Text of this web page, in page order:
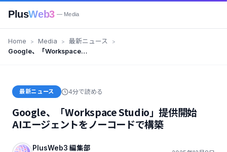
PlusWeb3 — Media
Home Media
最新ニュース
Google、「Workspace
最新ニュース 4分で読める
Google、「Workspace Studio」提供開始
AIエージェントをノーコードで構築
PlusWeb3 編集部